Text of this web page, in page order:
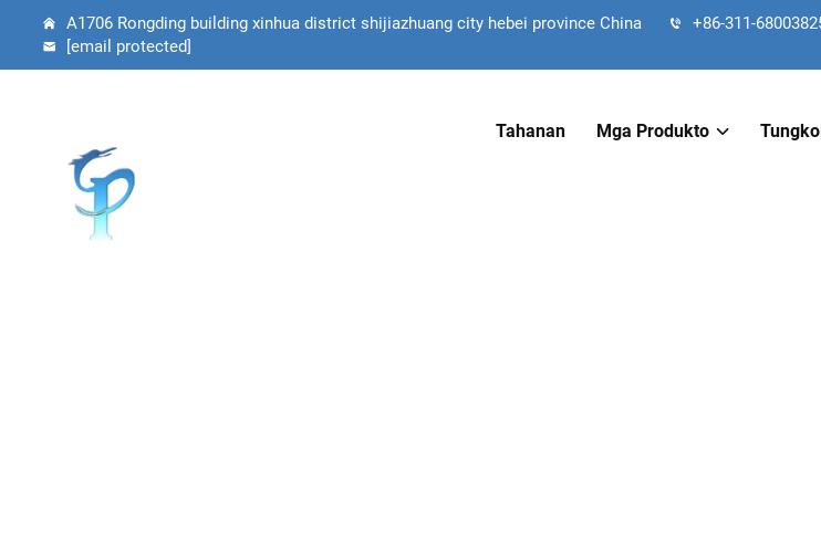
A1706 Rongding building xinhua district shijiazhuang city hebei province China
+86-311-
[email protected]
Tahanan Mga Produkto